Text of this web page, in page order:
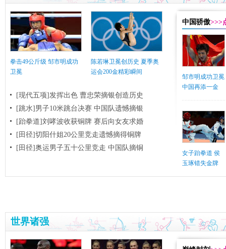
拳击49公斤级 邹市明成功
卫冕
陈若琳卫冕创历史 夏季奥
运会200金精彩瞬间
[现代五项]发挥出色 曹忠荣摘银创造历史
[跳水]男子10米跳台决赛 中国队遗憾摘银
[跆拳道]刘哮波收获铜牌 赛后向女友求婚
[田径]切阳什姐20公里竞走遗憾摘得铜牌
[田径]奥运男子五十公里竞走 中国队摘铜
中国骄傲>>>
邹市明成功卫冕
中国再添一金
女子跆拳道 侯
玉琢错失金牌
世界诸强